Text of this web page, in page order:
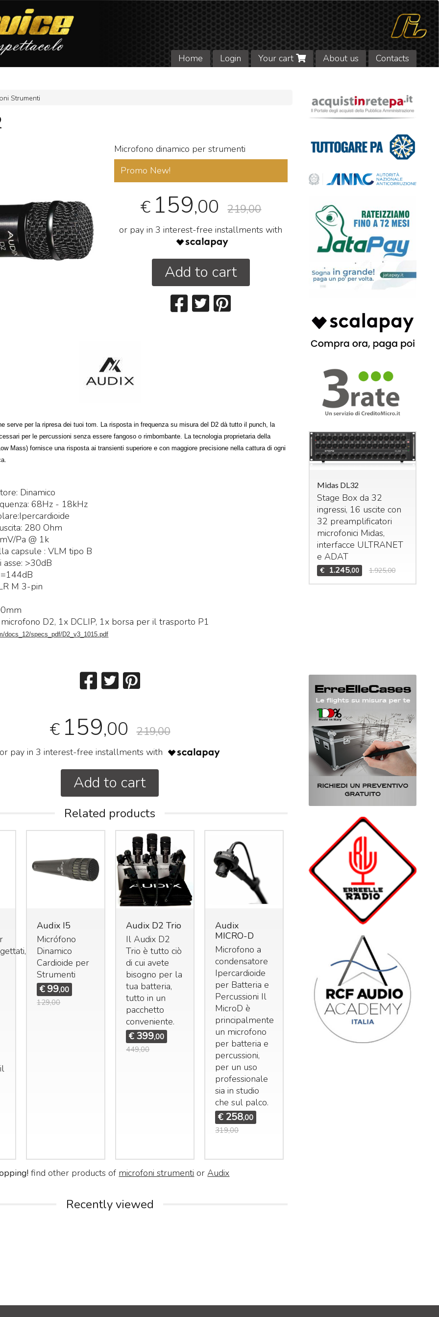
Home Login Your cart About us Contacts
Strumenti
Microfono dinamico per strumenti
Promo New!
€ 159,00 219,00
or pay in 3 interest-free installments with
Add to cart
serve per la ripresa dei tuoi tom. La risposta in frequenza su misura del D2 dà tutto il punch, la
per le percussioni senza essere fangoso o rimbombante. La tecnologia proprietaria della
Mass) fornisce una risposta ai transienti superiore e con maggiore precisione nella cattura di ogni
Dinamico
68Hz - 18kHz
280 Ohm
Pa @ 1k
capsule : VLM tipo B
asse: >30dB
M 3-pin
D2, 1x DCLIP, 1x borsa per il trasporto P1
docs_12/specs_pdf/D2_v3_1015.pdf
€ 159,00 219,00
or pay in 3 interest-free installments with
Add to cart
Related products
Audix I5
Micrófono
Dinamico
Cardioide per
Strumenti
€ 99,00
129,00
Audix D2 Trio
Il Audix D2
Trio è tutto ciò
di cui avete
bisogno per la
tua batteria,
tutto in un
pacchetto
conveniente.
€ 399,00
449,00
Audix
MICRO-D
Microfono a
condensatore
Ipercardioide
per Batteria e
Percussioni Il
MicroD è
principalmente
un microfono
per batteria e
percussioni,
per un uso
professionale
sia in studio
che sul palco.
€ 258,00
319,00
dinamico per
strumenti
186
,00
219,00
lavorati,
assemblati
testati da
Audix negli
Stati Uniti, il
D6 è un
microfono
find other products of microfoni strumenti orAudix
Recently viewed
M32R Live / DL32
composto da:
M32R Live Klark
NCAT5E-50m
DL32
3.855,00 5.324,00 € 4.655 ,00 6.925,00
Midas DL32
Stage Box da 32
ingressi, 16 uscite con
32 preamplificatori
microfonici Midas,
interfacce ULTRANET
eADAT
€ 1.245,00 1.925,00